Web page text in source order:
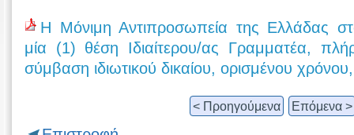
Η Μόνιμη Αντιπροσωπεία της Ελλάδας
μία (1) θέση Ιδιαίτερου/ας Γραμματέα,
σύμβαση ιδιωτικού δικαίου, ορισμένου χρόνου,
< Προηγούμενα Επόμενα >